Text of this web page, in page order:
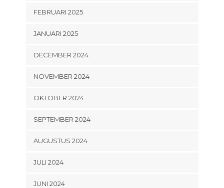
FEBRUARI 2025
JANUARI 2025
DECEMBER 2024
NOVEMBER 2024
OKTOBER 2024
SEPTEMBER 2024
AUGUSTUS 2024
JULI 2024
JUNI 2024